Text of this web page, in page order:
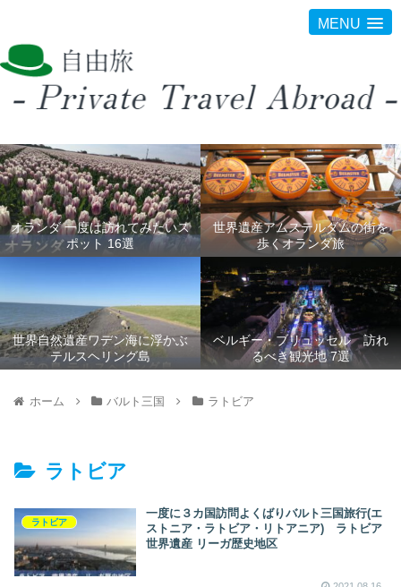
MENU
オランダ 一度は訪れてみたいス
ポット 16選
世界遺産アムステルダムの街を
歩くオランダ旅
世界自然遺産ワデン海に浮かぶ
テルスヘリング島
ベルギー・ブリュッセル 訪れ
るべき観光地 7選
ホーム バルト三国 ラトビア
ラトビア
ラトビア
一度に３カ国訪問よくばりバルト三国旅行(エ
ストニア・ラトビア・リトアニア) ラトビア
世界遺産 リーガ歴史地区